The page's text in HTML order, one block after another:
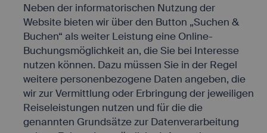
Neben der informatorischen Nutzung der
Website bieten wir über den Button „Suchen &
Buchen“ als weiter Leistung eine Online-
Buchungsmöglichkeit an, die Sie bei Interesse
nutzen können. Dazu müssen Sie in der Regel
weitere personenbezogene Daten angeben, die
wir zur Vermittlung oder Erbringung der jeweiligen
Reiseleistungen nutzen und für die die
genannten Grundsätze zur Datenverarbeitung